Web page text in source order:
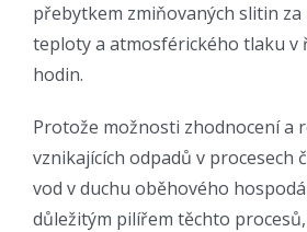
přebytkem zmiňovaných slitin
teploty a atmosférického tlaku v
hodin.
Protože možnosti zhodnocení a
vznikajících odpadů v procesech
vod v duchu oběhového
důležitým pilířem těchto